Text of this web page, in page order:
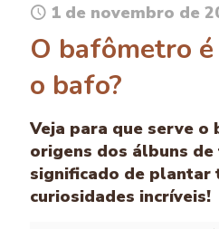
1 de novembro de
O bafômetro
o bafo?
Veja para que serve o
origens dos álbuns de
significado de plantar
curiosidades incríveis!